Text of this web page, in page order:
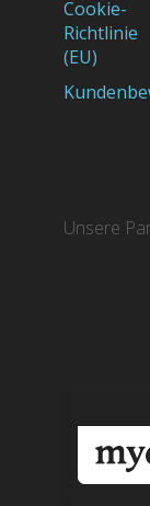
Cookie-
Richtlinie
(EU)
Unsere